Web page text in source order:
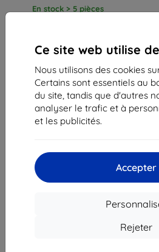
Ce site web utilise
Nous utilisons des cookies
Certains sont essentiels au
du site, tandis que d'autres
analyser le trafic et à
et les publicités.
Accepter
Rejeter
En stock > 5 pièces
du total3.
Ulica Rudolfa Mocka 3750/2A